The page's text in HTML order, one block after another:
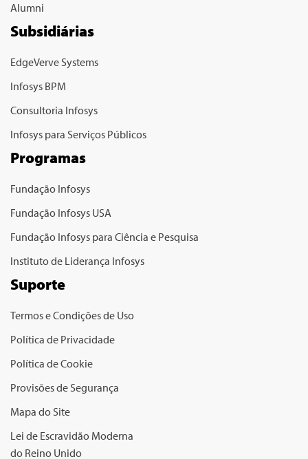
Alumni
Subsidiárias
EdgeVerve Systems
Infosys BPM
Consultoria Infosys
Infosys para Serviços Públicos
Programas
Fundação Infosys
Fundação Infosys USA
Fundação Infosys para Ciência e Pesquisa
Instituto de Liderança Infosys
Suporte
Termos e Condições de Uso
Política de Privacidade
Política de Cookie
Provisões de Segurança
Mapa do Site
Lei de Escravidão Moderna
do Reino Unido